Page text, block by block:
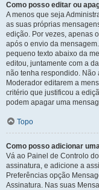
Como posso editar ou
A menos que seja
as suas próprias
edição. Por vezes, apenas
após o envio da
pequeno texto abaixo da
editou, juntamente com a
não tenha respondido. Não
Moderador editarem a
critério que justificou a
podem apagar uma
Topo
Como posso adicionar
Vá ao Painel de Controlo
assinatura, e adicione a
Preferências opção
Assinatura. Nas suas